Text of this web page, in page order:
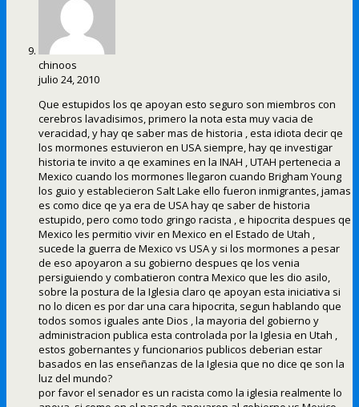
chinoos
julio 24, 2010
Que estupidos los qe apoyan esto seguro son miembros con
cerebros lavadisimos, primero la nota esta muy vacia de
veracidad, y hay qe saber mas de historia , esta idiota decir qe
los mormones estuvieron en USA siempre, hay qe investigar
historia te invito a qe examines en la INAH , UTAH pertenecia a
Mexico cuando los mormones llegaron cuando Brigham Young
los guio y establecieron Salt Lake ello fueron inmigrantes, jamas
es como dice qe ya era de USA hay qe saber de historia
estupido, pero como todo gringo racista , e hipocrita despues qe
Mexico les permitio vivir en Mexico en el Estado de Utah ,
sucede la guerra de Mexico vs USA y si los mormones a pesar
de eso apoyaron a su gobierno despues qe los venia
persiguiendo y combatieron contra Mexico que les dio asilo,
sobre la postura de la Iglesia claro qe apoyan esta iniciativa si
no lo dicen es por dar una cara hipocrita, segun hablando que
todos somos iguales ante Dios , la mayoria del gobierno y
administracion publica esta controlada por la Iglesia en Utah ,
estos gobernantes y funcionarios publicos deberian estar
basados en las enseñanzas de la Iglesia que no dice qe son la
luz del mundo?
por favor el senador es un racista como la iglesia realmente lo